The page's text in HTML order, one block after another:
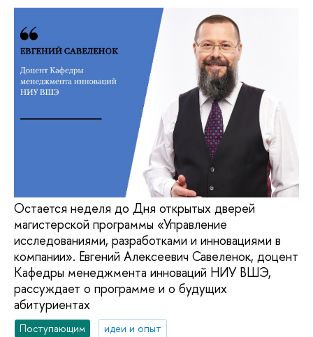
Остается неделя до Дня открытых дверей
магистерской программы «Управление
исследованиями, разработками и инновациями в
компании». Евгений Алексеевич Савеленок, доцент
Кафедры менеджмента инноваций НИУ ВШЭ,
рассуждает о программе и о будущих
абитуриентах
Поступающим
идеи и опыт